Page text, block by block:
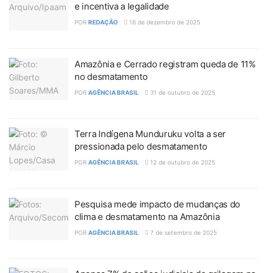
e incentiva a legalidade
POR REDAÇÃO 16 de dezembro de 2025
Amazônia e Cerrado registram queda de 11%
no desmatamento
POR AGÊNCIA BRASIL 31 de outubro de 2025
Terra Indígena Munduruku volta a ser
pressionada pelo desmatamento
POR AGÊNCIA BRASIL 12 de outubro de 2025
Pesquisa mede impacto de mudanças do
clima e desmatamento na Amazônia
POR AGÊNCIA BRASIL 7 de setembro de 2025